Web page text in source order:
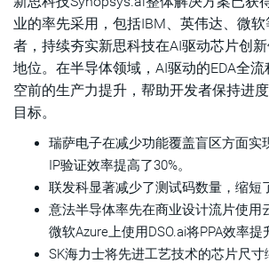
业的率先采用，包括IBM、英伟达、微
者，持续夯实新思科技在AI驱动芯片创
地位。在半导体领域，AI驱动的EDA全
空前的生产力提升，帮助开发者保持进
目标。
瑞萨电子在减少功能覆盖盲区方面实
IP验证效率提高了30%。
联发科显著减少了测试码数量，缩短
意法半导体率先在商业设计流片使用
微软Azure上使用DSO.ai将PPA效率提
SK海力士将先进工艺技术的芯片尺寸